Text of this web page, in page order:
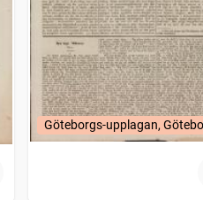
Göteborgs-upplagan,